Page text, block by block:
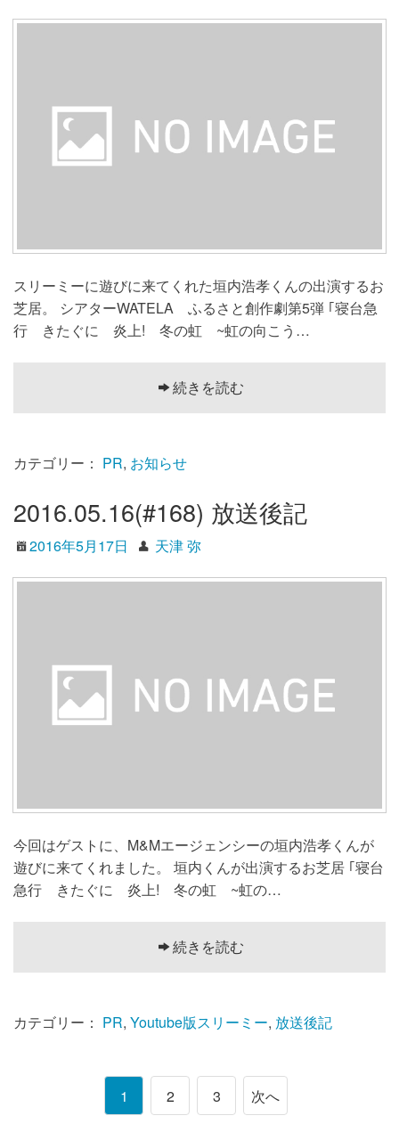
スリーミーに遊びに来てくれた垣内浩孝くんの出演するお
芝居。 シアターWATELA ふるさと創作劇第5弾 ｢寝台急
行 きたぐに 炎上! 冬の虹 ~虹の向こう…
続きを読む
カテゴリー： PR, お知らせ
2016.05.16(#168) 放送後記
2016年5月17日 天津 弥
今回はゲストに、M&Mエージェンシーの垣内浩孝くんが
遊びに来てくれました。 垣内くんが出演するお芝居 ｢寝台
急行 きたぐに 炎上! 冬の虹 ~虹の…
続きを読む
カテゴリー： PR, Youtube版スリーミー, 放送後記
1 2 3 次へ